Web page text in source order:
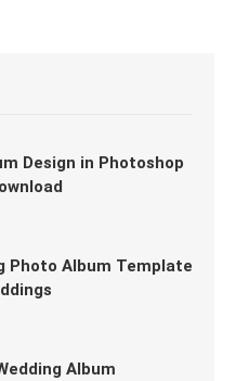
Design in Photoshop
Photo Album Template
Album